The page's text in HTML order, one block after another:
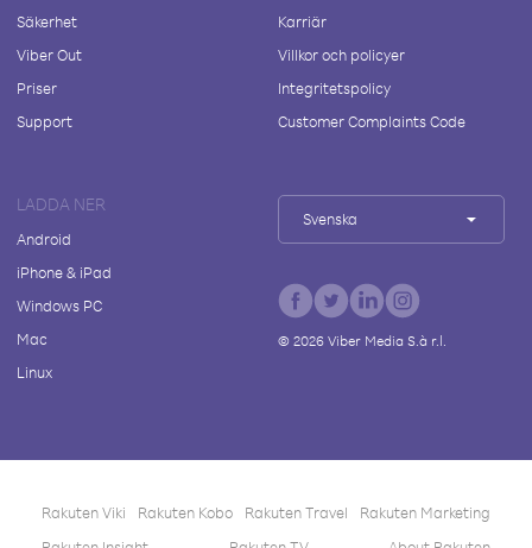
Säkerhet
Viber Out
Priser
Support
Karriär
Villkor och policyer
Integritetspolicy
Customer Complaints Code
LADDA NER
Android
iPhone & iPad
Windows PC
Mac
Linux
Svenska
© 2026Viber Media S.à r.l.
Rakuten Viki Rakuten Kobo Rakuten Travel
Rakuten Marketing